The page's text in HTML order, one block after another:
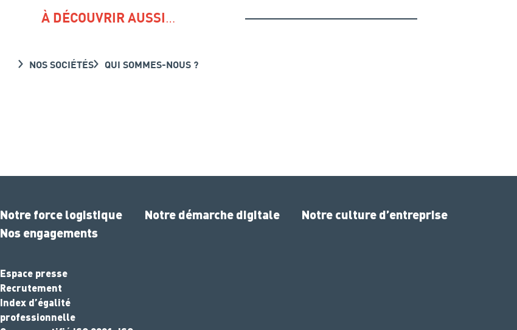
À DÉCOUVRIR AUSSI …
NOS SOCIÉTÉS QUI SOMMES-NOUS ?
Notre force logistique Notre démarche digitale
Notre culture d’entreprise
Nos engagements
Espace presse
Recrutement
Index d’égalité
professionnelle